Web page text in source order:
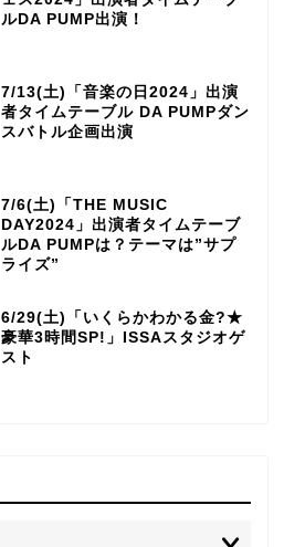
ルDA PUMP出演！
7/13(土)「音楽の日2024」出演
者タイムテーブル DA PUMPダン
スバトル企画出演
7/6(土)「THE MUSIC
DAY2024」出演者タイムテーブ
ルDA PUMPは？テーマは”サプ
ライズ”
6/29(土)「いくらかわかる金?★
豪華3時間SP!」ISSAスタジオゲ
スト